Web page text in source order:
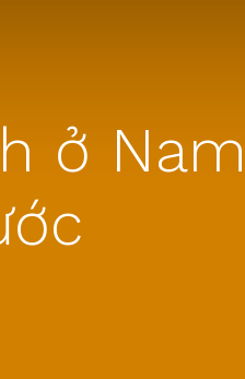
ở